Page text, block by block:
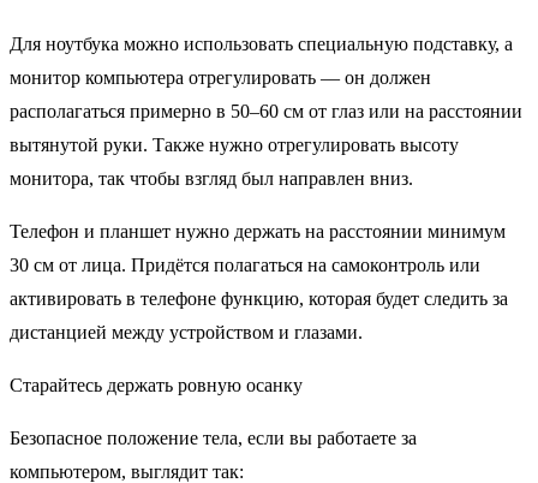
Для ноутбука можно использовать специальную подставку, а
монитор компьютера отрегулировать — он должен
располагаться примерно в 50–60 см от глаз или на расстоянии
вытянутой руки. Также нужно отрегулировать высоту
монитора, так чтобы взгляд был направлен вниз.
Телефон и планшет нужно держать на расстоянии минимум
30 см от лица. Придётся полагаться на самоконтроль или
активировать в телефоне функцию, которая будет следить за
дистанцией между устройством и глазами.
Старайтесь держать ровную осанку
Безопасное положение тела, если вы работаете за
компьютером, выглядит так: